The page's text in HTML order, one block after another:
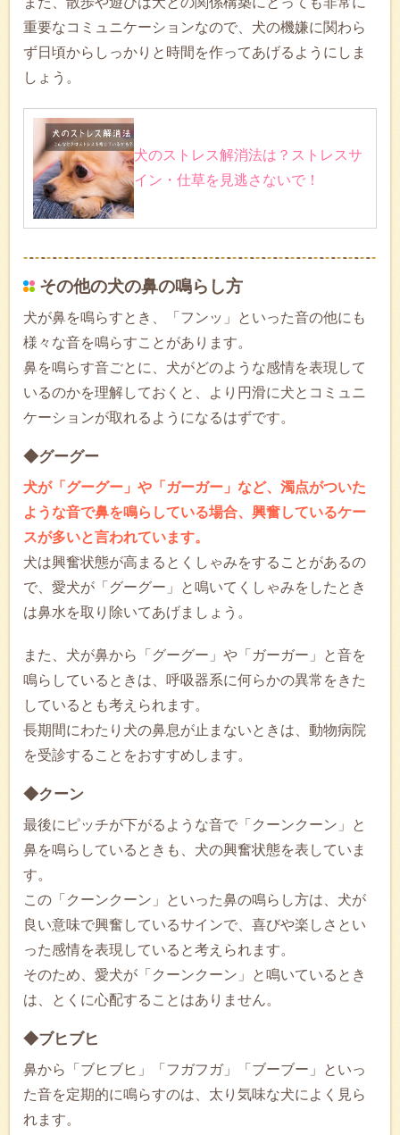
重要なコミュニケーションなので、犬の機嫌に関わら
ず日頃からしっかりと時間を作ってあげるようにしま
しょう。
犬のストレス解消法は？ストレスサ
イン・仕草を見逃さないで！
その他の犬の鼻の鳴らし方
犬が鼻を鳴らすとき、「フンッ」といった音の他にも
様々な音を鳴らすことがあります。
鼻を鳴らす音ごとに、犬がどのような感情を表現して
いるのかを理解しておくと、より円滑に犬とコミュニ
ケーションが取れるようになるはずです。
◆グーグー
犬が「グーグー」や「ガーガー」など、濁点がついた
ような音で鼻を鳴らしている場合、興奮しているケー
スが多いと言われています。
犬は興奮状態が高まるとくしゃみをすることがあるの
で、愛犬が「グーグー」と鳴いてくしゃみをしたとき
は鼻水を取り除いてあげましょう。
また、犬が鼻から「グーグー」や「ガーガー」と音を
鳴らしているときは、呼吸器系に何らかの異常をきた
しているとも考えられます。
長期間にわたり犬の鼻息が止まないときは、動物病院
を受診することをおすすめします。
◆クーン
最後にピッチが下がるような音で「クーンクーン」と
鼻を鳴らしているときも、犬の興奮状態を表していま
す。
この「クーンクーン」といった鼻の鳴らし方は、犬が
良い意味で興奮しているサインで、喜びや楽しさとい
った感情を表現していると考えられます。
そのため、愛犬が「クーンクーン」と鳴いているとき
は、とくに心配することはありません。
◆ブヒブヒ
鼻から「ブヒブヒ」「フガフガ」「ブーブー」といっ
た音を定期的に鳴らすのは、太り気味な犬によく見ら
れます。